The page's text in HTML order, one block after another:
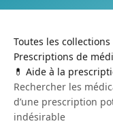
Toutes les collections
Prescriptions de
💊 Aide à la
Rechercher les
d’une prescription
indésirable